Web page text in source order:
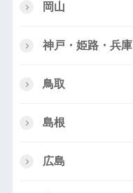
岡山
神戸・姫路・兵庫
鳥取
島根
広島